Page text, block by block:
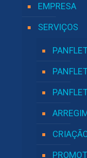
EMPRESA
SERVIÇOS